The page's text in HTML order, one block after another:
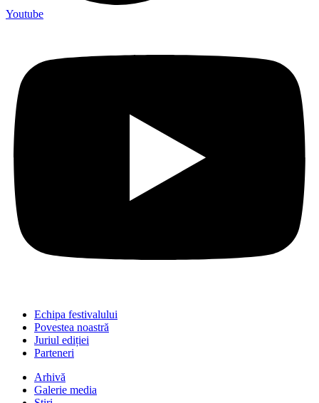
Youtube
Echipa festivalului
Povestea noastră
Juriul ediției
Parteneri
Arhivă
Galerie media